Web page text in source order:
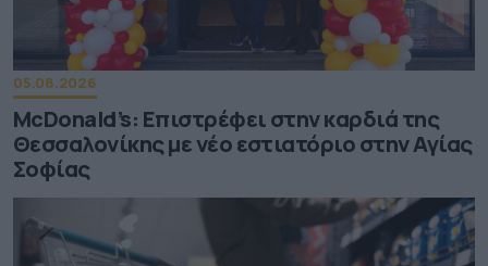
05.08.2026
McDonald’s: Επιστρέφει στην καρδιά της
Θεσσαλονίκης με νέο εστιατόριο στην Αγίας
Σοφίας